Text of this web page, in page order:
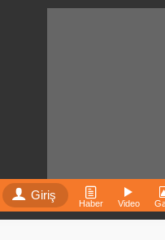
Giriş
Haber Video